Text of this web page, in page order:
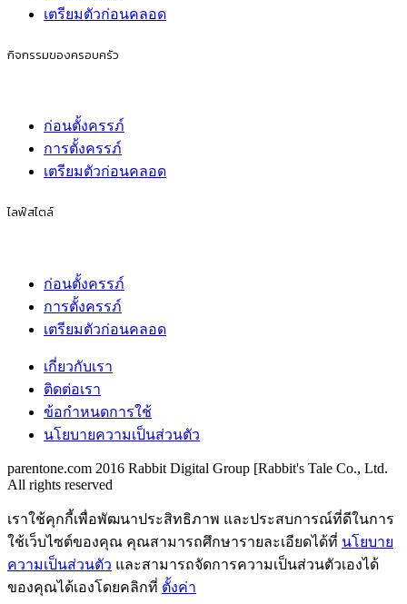
เตรียมตัวก่อนคลอด
กิจกรรมของครอบครัว
ก่อนตั้งครรภ์
การตั้งครรภ์
เตรียมตัวก่อนคลอด
ไลฟ์สไตล์
ก่อนตั้งครรภ์
การตั้งครรภ์
เตรียมตัวก่อนคลอด
เกี่ยวกับเรา
ติดต่อเรา
ข้อกำหนดการใช้
นโยบายความเป็นส่วนตัว
parentone.com 2016 Rabbit Digital Group [Rabbit's Tale Co., Ltd.
All rights reserved
เราใช้คุกกี้เพื่อพัฒนาประสิทธิภาพ และประสบการณ์ที่ดีในการ
ใช้เว็บไซต์ของคุณ คุณสามารถศึกษารายละเอียดได้ที่ นโยบาย
ความเป็นส่วนตัว และสามารถจัดการความเป็นส่วนตัวเองได้
ของคุณได้เองโดยคลิกที่ ตั้งค่า